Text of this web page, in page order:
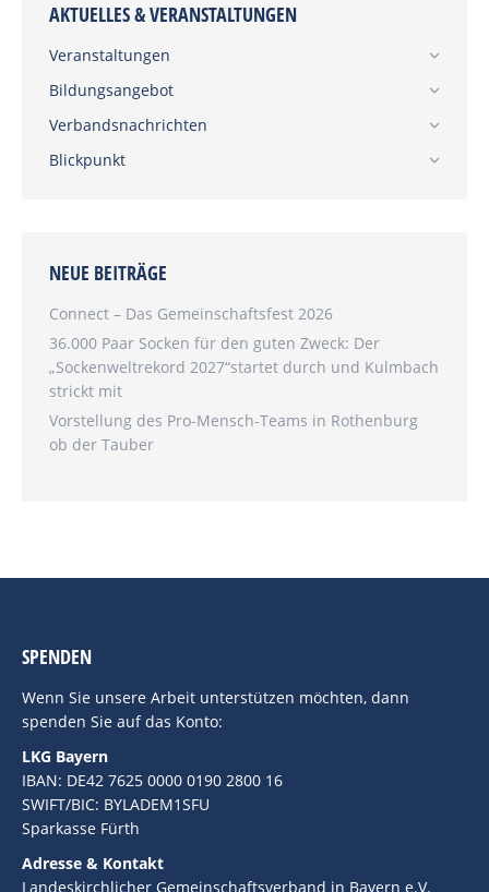
AKTUELLES & VERANSTALTUNGEN
Veranstaltungen
Bildungsangebot
Verbandsnachrichten
Blickpunkt
NEUE BEITRÄGE
Connect – Das Gemeinschaftsfest 2026
36.000 Paar Socken für den guten Zweck: Der
„Sockenweltrekord 2027“startet durch und Kulmbach
strickt mit
Vorstellung des Pro-Mensch-Teams in Rothenburg
ob der Tauber
SPENDEN
Wenn Sie unsere Arbeit unterstützen möchten, dann
spenden Sie auf das Konto:
LKG Bayern
IBAN: DE42 7625 0000 0190 2800 16
SWIFT/BIC: BYLADEM1SFU
Sparkasse Fürth
Adresse & Kontakt
Landeskirchlicher Gemeinschaftsverband in Bayern e.V.